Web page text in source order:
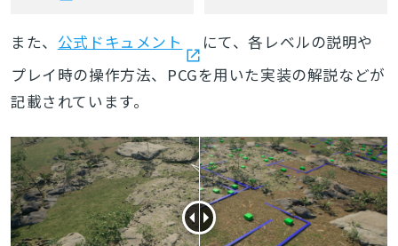
また、 公式ドキュメント
にて、各レベルの説明や
プレイ時の操作方法、PCGを用いた実装の解説などが
記載されています。